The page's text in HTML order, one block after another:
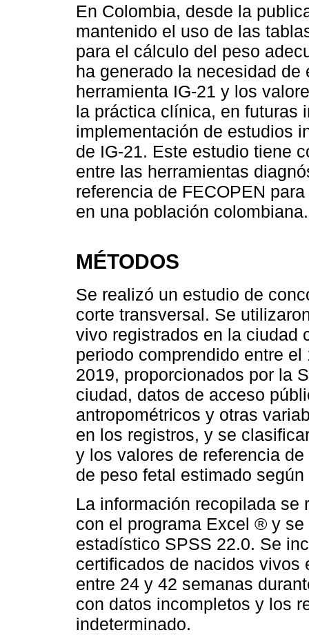
En Colombia, desde la
mantenido el uso de las
para el cálculo del peso
ha generado la necesidad
herramienta IG-21 y los
la práctica clínica, en futuras
implementación de estudios
de IG-21. Este estudio tiene
entre las herramientas
referencia de FECOPEN
en una población colombiana.
MÉTODOS
Se realizó un estudio de
corte transversal. Se
vivo registrados en la ciudad
periodo comprendido entre
2019, proporcionados por la
ciudad, datos de acceso
antropométricos y otras
en los registros, y se
y los valores de referencia
de peso fetal estimado
La información recopilada se
con el programa Excel ® y
estadístico SPSS 22.0. Se
certificados de nacidos vivos
entre 24 y 42 semanas
con datos incompletos y los
indeterminado.